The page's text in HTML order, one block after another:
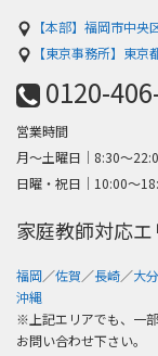
【本部】福岡市中
【東京事務所】東
0120-
営業時間
月～土曜日│8:30〜
日曜・祝日│10:00〜
家庭教師対応エ
福岡／佐賀／長崎／大分
沖縄
※上記エリアでも、一
お問い合わせ下さい。